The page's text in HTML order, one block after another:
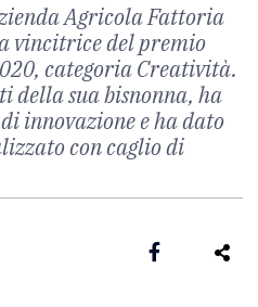
Agricola Fattoria
vincitrice del premio
categoria Creatività.
della sua bisnonna, ha
innovazione e ha dato
con caglio di